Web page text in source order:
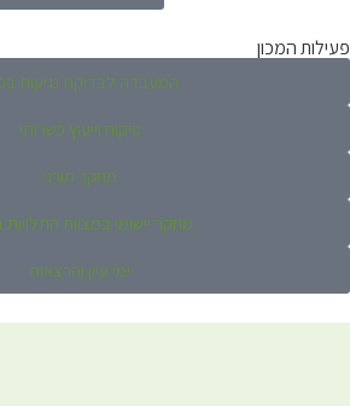
פעילות המכון
המעבדה לבדיקת נגיעות
פיקוח וייעוץ כשרותי
מחקר תורני
מחקר יישומי במצוות
ימי עיון והרצאות